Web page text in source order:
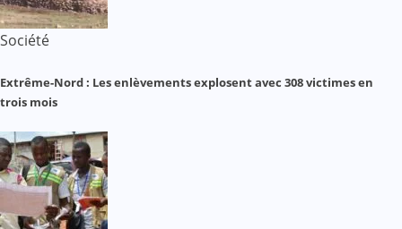
Société
Extrême-Nord : Les enlèvements explosent avec 308 victimes en
trois mois